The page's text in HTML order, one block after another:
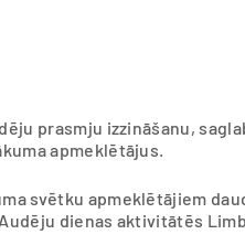
prasmju izzināšanu,
apmeklētājus.
svētku apmeklētājiem
dienas aktivitātēs